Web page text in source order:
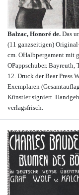
Balzac, Honoré de. Das
(11 ganzseitigen)
cm. OHalbpergament mit
OPappschuber. Bayreuth,
12. Druck der Bear Press
Exemplaren
Künstler signiert.
verlagsfrisch.